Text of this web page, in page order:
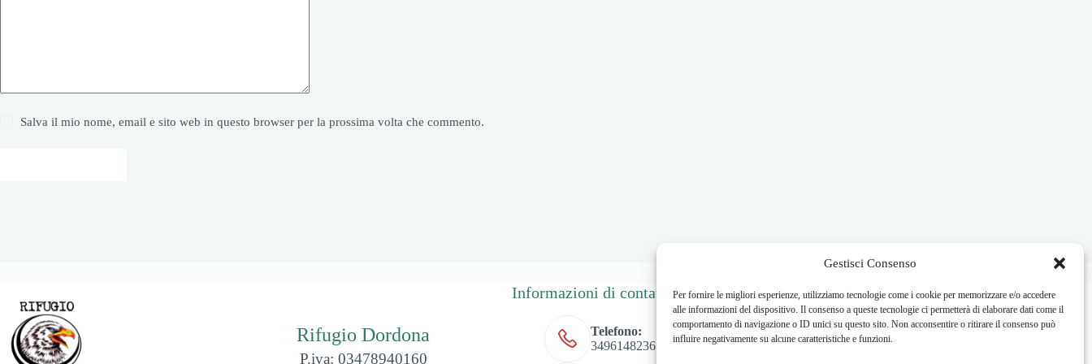
Gestisci Consenso
Per fornire le migliori esperienze, utilizziamo tecnologie come i cookie per memorizzare e/o accedere
alle informazioni del dispositivo. Il consenso a queste tecnologie ci permetterà di elaborare dati come il
comportamento di navigazione o ID unici su questo sito. Non acconsentire o ritirare il consenso può
influire negativamente su alcune caratteristiche e funzioni.
Salva il mio nome, email e sito web in questo browser per la prossima volta che commento.
Rifugio Dordona
P.iva: 03478940160
Informazioni di contatto
Telefono:
3496148236